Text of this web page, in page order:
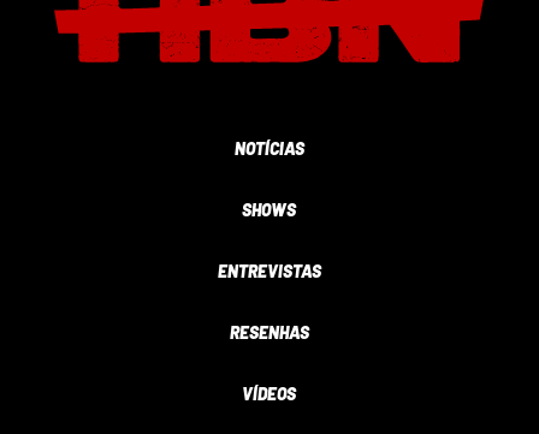
NOTÍCIAS
SHOWS
ENTREVISTAS
RESENHAS
VÍDEOS